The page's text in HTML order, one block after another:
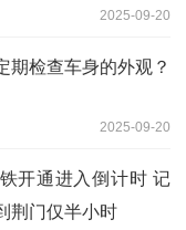
2025-09-20
期检查车身的外观？
2025-09-20
开通进入倒计时 记
荆门仅半小时